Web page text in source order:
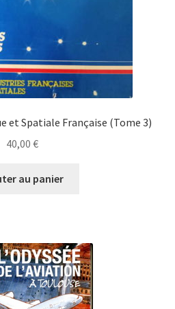
et Spatiale Française (Tome 3)
40,00 €
au panier